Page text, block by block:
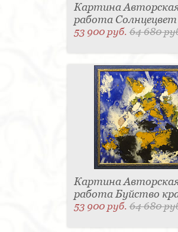
Картина
работа Солнцецвет
53 900 руб.64 680
Картина
работа Буйство
53 900 руб.64 680